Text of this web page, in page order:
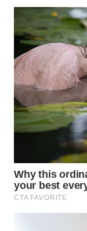
WN
CIANJUR
WN
KEPULAUAN
SERIBU
WN
TANGERANG
BINJAI
WN